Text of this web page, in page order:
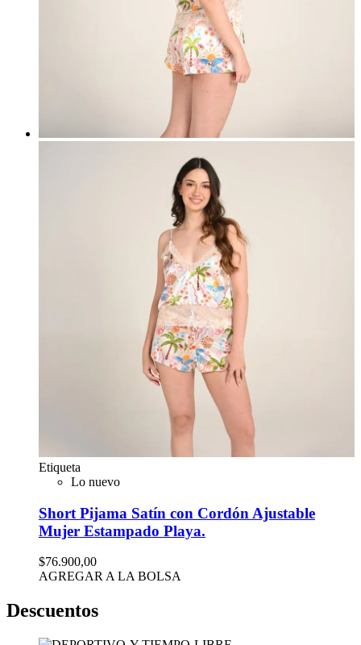
Etiqueta
Lo nuevo
Short Pijama Satín con Cordón Ajustable
Mujer Estampado Playa.
$76.900,00
AGREGAR A LA BOLSA
Descuentos